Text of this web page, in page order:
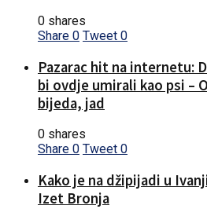
0 shares
Share 0 Tweet 0
Pazarac hit na internetu:
bi ovdje umirali kao psi –
bijeda, jad
0 shares
Share 0 Tweet 0
Kako je na džipijadi u
Izet Bronja